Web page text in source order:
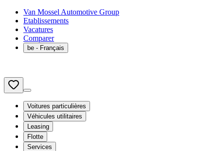
Van Mossel Automotive Group
Etablissements
Vacatures
Comparer
be - Français
Voitures particulières
Véhicules utilitaires
Leasing
Flotte
Services